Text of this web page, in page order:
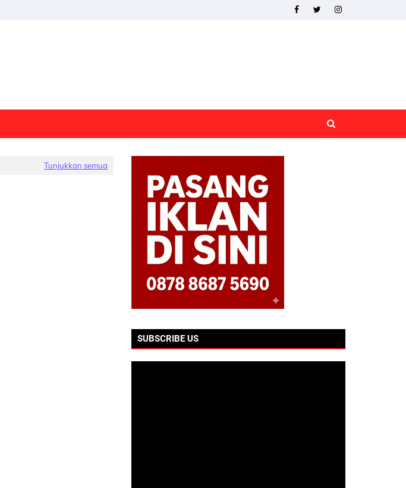
Tunjukkan semua
SUBSCRIBE US